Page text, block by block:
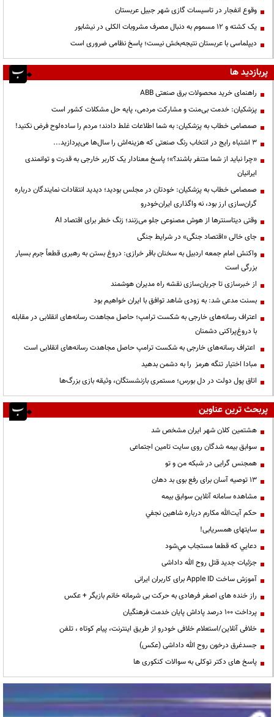
وقوع انفجار در تاسیسات گازی شهر جبیل عربستان
یک کشته و ۱۲ مسموم به دنبال مصرف مشروبات الکلی در نیشابور
دیپلماسی با عربستان نتیجه‌بخش نیست؛ پاسخ نظامی ضروری است
پربازدید ها
راهنمای خرید محصولات برق صنعتی ABB
پزشکیان: خدمت بی‌منت و مشارکت مردمی، پایه حل مشکلات کشور است
صمصامی خطاب به پزشکیان: به شما اطلاعات غلط دادند؛ مردم را ساده‌لوح فرض نکنید!
3 اشتباه رایج در انتخاب رنگ صنعتی که هزینه‌اش را سال‌ها می‌پردازید...
«چرا نباید از شما متنفر باشند؟»؛ پاسخ معنادار یک کاربر خارجی به قدرت و توانمندی
ایرانیان
صمصامی خطاب به پزشکیان: خودتان در مجلس بودید؛ دیدید انتقادات نمایندگان درباره
گران‌سازی ارز بود، نه واگذاری ایران‌خودرو
وقتی دیتاسنترها از هوش مصنوعی جلو می‌زنند؛ زنگ خطر برای اقتصاد AI
جای خالی «اقتصاد جنگی» در شرایط جنگی
واکنش امام جمعه اردبیل به سخنان باقر خرازی: دروغ بستن به رهبری قطعاً جرم بسیار
بزرگی است
از خبرسازی تا جریان‌سازی نقشه راه مدیران هوشمند
بسنت مدعی شد: به زودی شاهد توافق با ایران خواهیم بود
اعتراف رسانه‌های خارجی به شکست ترامپ؛ حاصل مجاهدت رسانه‌های انقلابی در مقابله
با دروغ‌پراکنی دشمنان
اعتراف رسانه‌های خارجی به شکست ترامپ حاصل مجاهدت رسانه‌های انقلابی است
مبادا اختیار تنگه هرمز را به دشمن بدهید
اتاق پول دولت در دل بورس؛ مستمری بازنشستگان، وثیقه بازی بزرگ‌ها
پربحث ترین عناوین
هشتمین کلان شهر ایران مشخص شد
سوابق بیمه شدگان روی سایت تامین اجتماعی
همجنس گرایی در شبکه من و تو
13 توصیه آسان برای رفع بوی بد دهان
مشاهده سامانه آنلاين سوابق بیمه
حكم آيت‌الله مكارم درباره شاهين نجفي
سایتهای همسریابی!
دعايي كه قطعا مستجاب مي‌شود
جزئیات جدید قتل روح الله داداشی
آموزش ساخت Apple ID برای کاربران ایرانی
راز خنده های اصغر فرهادی به حرکت بی شرمانه خانم بازیگر + عکس
پرداخت ۱۰۰ درصد پاداش پایان خدمت فرهنگیان
خلافی آنلاین/استعلام خلافی خودرو از طریق اینترنت، پیام کوتاه ، تلفن
جسدغرق درخون روح الله داداشی (عکس)
پاسخ های دکتر توکلی به سوالات کنکوری ها